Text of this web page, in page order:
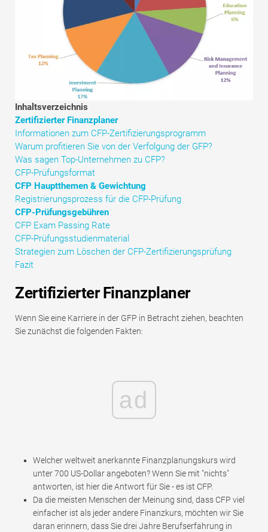
Tutorials zur Finanzmodellierung
Vollständige Form
Risikomanagement-Tutorials
Inhaltsverzeichnis
Zertifizierter Finanzplaner
Informationen zum CFP-Zertifizierungsprogramm
Warum profitieren Sie von der Verfolgung der GFP?
Was sagen Top-Unternehmen zu CFP?
CFP-Prüfungsformat
CFP Hauptthemen & Gewichtung
Registrierungsprozess für die CFP-Prüfung
CFP-Prüfungsgebühren
CFP Exam Passing Rate
CFP-Prüfungsstudienmaterial
Strategien zum Löschen der CFP-Zertifizierungsprüfung
Fazit
Zertifizierter Finanzplaner
Wenn Sie eine Karriere in der GFP in Betracht ziehen, beachten
Sie zunächst die folgenden Fakten:
ad
Welcher weltweit anerkannte Finanzplanungskurs wird
unter 700 US-Dollar angeboten? Wenn Sie mit "nichts"
antworten, ist hier die Antwort für Sie - es ist CFP.
Da die meisten Menschen der Meinung sind, dass CFP viel
einfacher ist als jeder andere Finanzkurs, möchten wir Sie
daran erinnern, dass Sie drei Jahre Berufserfahrung in